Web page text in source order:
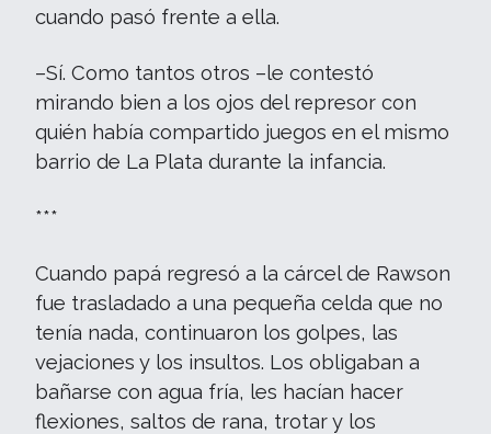
cuando pasó frente a ella.
–Sí. Como tantos otros –le contestó
mirando bien a los ojos del represor con
quién había compartido juegos en el mismo
barrio de La Plata durante la infancia.
***
Cuando papá regresó a la cárcel de Rawson
fue trasladado a una pequeña celda que no
tenía nada, continuaron los golpes, las
vejaciones y los insultos. Los obligaban a
bañarse con agua fría, les hacían hacer
flexiones, saltos de rana, trotar y los